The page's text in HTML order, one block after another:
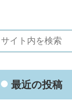
最近の投稿